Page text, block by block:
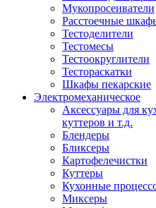
Мукопросеиватели
Расстоечные
Тестоделители
Тестомесы
Тестоокруглители
Тестораскатки
Шкафы пекарские
Электромеханическое
Аксессуары для
куттеров и т.д.
Блендеры
Бликсеры
Картофелечистки
Куттеры
Кухонные
Миксеры